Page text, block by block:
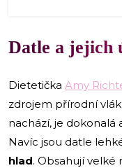
Datle a jejich
Dietetička Amy
zdrojem přírodní
nachází, je
Navíc jsou datle
hlad. Obsahují velké